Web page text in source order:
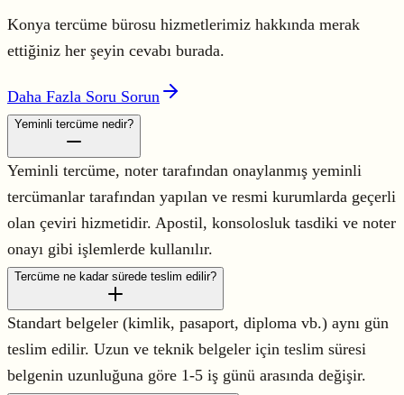
Konya tercüme bürosu hizmetlerimiz hakkında merak
ettiğiniz her şeyin cevabı burada.
Daha Fazla Soru Sorun
Yeminli tercüme nedir?
Yeminli tercüme, noter tarafından onaylanmış yeminli
tercümanlar tarafından yapılan ve resmi kurumlarda geçerli
olan çeviri hizmetidir. Apostil, konsolosluk tasdiki ve noter
onayı gibi işlemlerde kullanılır.
Tercüme ne kadar sürede teslim edilir?
Standart belgeler (kimlik, pasaport, diploma vb.) aynı gün
teslim edilir. Uzun ve teknik belgeler için teslim süresi
belgenin uzunluğuna göre 1-5 iş günü arasında değişir.